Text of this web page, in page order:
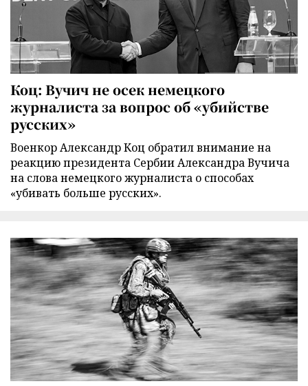
Коц: Вучич не осек немецкого
журналиста за вопрос об «убийстве
русских»
Военкор Александр Коц обратил внимание на
реакцию президента Сербии Александра Вучича
на слова немецкого журналиста о способах
«убивать больше русских».